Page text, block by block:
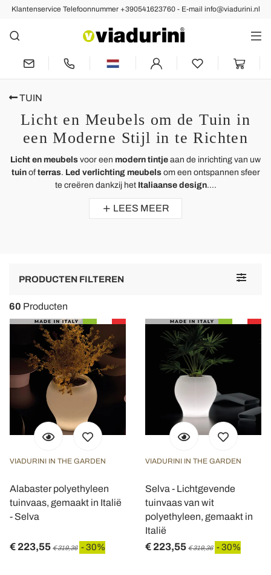
Klantenservice Telefoonnummer +390541623760 - E-mail info@viadurini.nl
TUIN
Licht en Meubels om de Tuin in
een Moderne Stijl in te Richten
Licht en meubels voor een modern tintje aan de inrichting van uw
tuin ofterras. Led verlichting meubelsom een ​​ontspannen sfeer
te creëren dankzij het Italiaanse design....
LEES MEER
Toggle
PRODUCTEN FILTEREN
60 Producten
VIADURINI IN THE GARDEN
Alabaster polyethyleen
tuinvaas, gemaakt in Italië
- Selva
€ 223,55 € 319,36 - 30%
VIADURINI IN THE GARDEN
Selva - Lichtgevende
tuinvaas van wit
polyethyleen, gemaakt in
Italië
€ 223,55 € 319,36 - 30%